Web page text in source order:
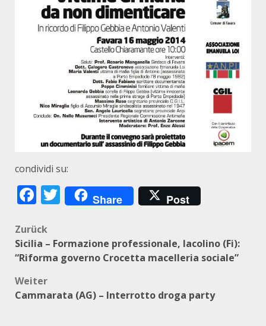
condividi su:
Facebook
Twitter
Share Post
Beitragsnavigation
Zurück
Sicilia – Formazione professionale, Iacolino (Fi):
“Riforma governo Crocetta macelleria sociale”
Weiter
Cammarata (AG) – Interrotto droga party